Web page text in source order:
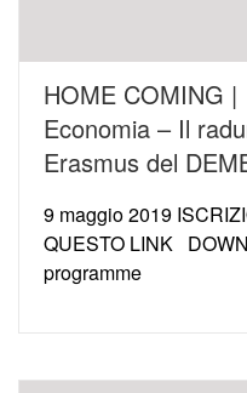
HOME COMING
Economia – Il
Erasmus del
9 maggio 2019
QUESTO LINK
programme